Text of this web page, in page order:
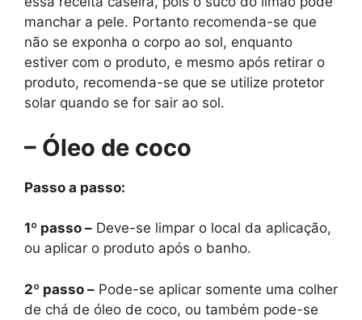
manchar a pele. Portanto recomenda-se que
não se exponha o corpo ao sol, enquanto
estiver com o produto, e mesmo após retirar o
produto, recomenda-se que se utilize protetor
solar quando se for sair ao sol.
– Óleo de coco
Passo a passo:
1º passo – Deve-se limpar o local da aplicação,
ou aplicar o produto após o banho.
2º passo – Pode-se aplicar somente uma colher
de chá de óleo de coco, ou também pode-se